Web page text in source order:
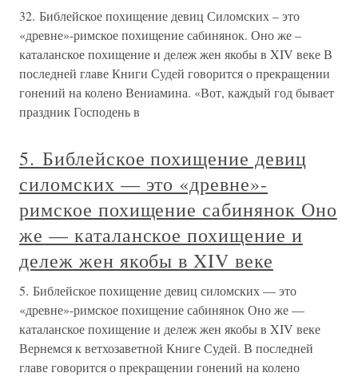
32. Библейское похищение девиц Силомских – это
«древне»-римское похищение сабинянок. Оно же –
каталанское похищение и дележ жен якобы в XIV веке В
последней главе Книги Судей говорится о прекращении
гонений на колено Вениамина. «Вот, каждый год бывает
праздник Господень в
5. Библейское похищение девиц
силомских — это «древне»-
римское похищение сабинянок Оно
же — каталанское похищение и
дележ жен якобы в XIV веке
5. Библейское похищение девиц силомских — это
«древне»-римское похищение сабинянок Оно же —
каталанское похищение и дележ жен якобы в XIV веке
Вернемся к ветхозаветной Книге Судей. В последней
главе говорится о прекращении гонений на колено